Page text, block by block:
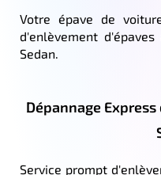
Votre épave de
d'enlèvement
Sedan.
Dépannage
Service prompt